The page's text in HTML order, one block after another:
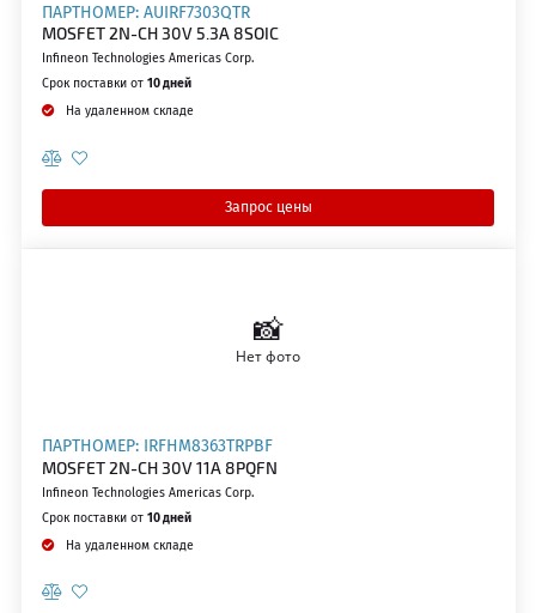
ПАРТНОМЕР: AUIRF7303QTR
MOSFET 2N-CH 30V 5.3A 8SOIC
Infineon Technologies Americas Corp.
Срок поставки от 10 дней
На удаленном складе
Запрос цены
ПАРТНОМЕР: IRFHM8363TRPBF
MOSFET 2N-CH 30V 11A 8PQFN
Infineon Technologies Americas Corp.
Срок поставки от 10 дней
На удаленном складе